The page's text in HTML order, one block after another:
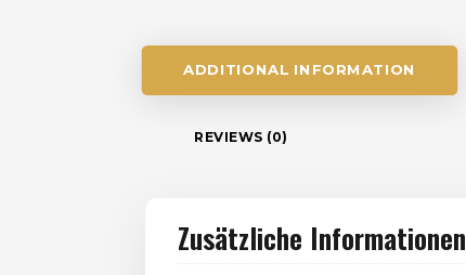
ADDITIONAL INFORMATION
REVIEWS (0)
Zusätzliche Informationen